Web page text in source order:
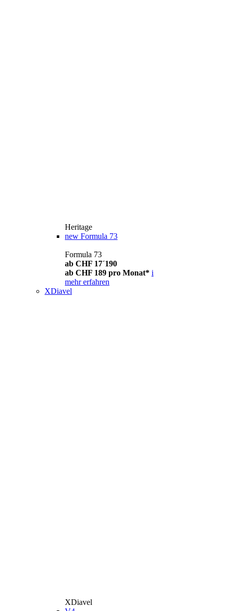
Heritage
new Formula 73
Formula 73
ab CHF 17´190
ab CHF 189 pro Monat* i
mehr erfahren
XDiavel
XDiavel